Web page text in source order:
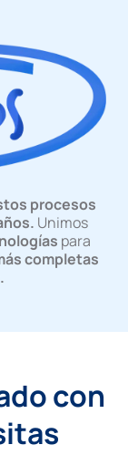
procesos
Unimos
para
completas
con